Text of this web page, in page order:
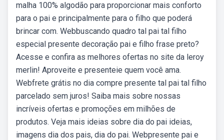
malha 100% algodão para proporcionar mais conforto
para o pai e principalmente para o filho que poderá
brincar com. Webbuscando quadro tal pai tal filho
especial presente decoração pai e filho frase preto?
Acesse e confira as melhores ofertas no site da leroy
merlin! Aproveite e presenteie quem você ama.
Webfrete grátis no dia compre presente tal pai tal filho
parcelado sem juros! Saiba mais sobre nossas
incríveis ofertas e promoções em milhões de
produtos. Veja mais ideias sobre dia do pai ideias,
imagens dia dos pais, dia do pai. Webpresente pai e